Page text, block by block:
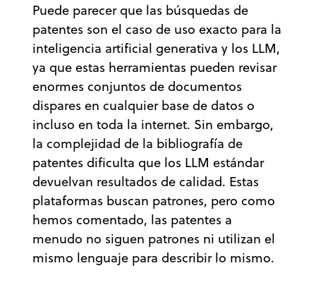
Puede parecer que las búsquedas de
patentes son el caso de uso exacto para la
inteligencia artificial generativa y los LLM,
ya que estas herramientas pueden revisar
enormes conjuntos de documentos
dispares en cualquier base de datos o
incluso en toda la internet. Sin embargo,
la complejidad de la bibliografía de
patentes dificulta que los LLM estándar
devuelvan resultados de calidad. Estas
plataformas buscan patrones, pero como
hemos comentado, las patentes a
menudo no siguen patrones ni utilizan el
mismo lenguaje para describir lo mismo.